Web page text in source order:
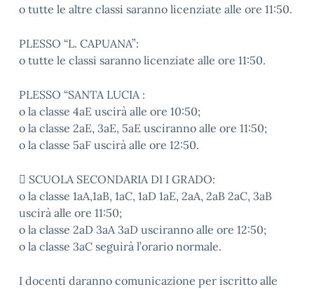
o tutte le altre classi saranno licenziate alle ore 11:50.
PLESSO “L. CAPUANA”:
o tutte le classi saranno licenziate alle ore 11:50.
PLESSO “SANTA LUCIA :
o la classe 4aE uscirà alle ore 10:50;
o la classe 2aE, 3aE, 5aE usciranno alle ore 11:50;
o la classe 5aF uscirà alle ore 12:50.
 SCUOLA SECONDARIA DI I GRADO:
o la classe 1aA,1aB, 1aC, 1aD 1aE, 2aA, 2aB 2aC, 3aB
uscirà alle ore 11:50;
o la classe 2aD 3aA 3aD usciranno alle ore 12:50;
o la classe 3aC seguirà l’orario normale.
I docenti daranno comunicazione per iscritto alle